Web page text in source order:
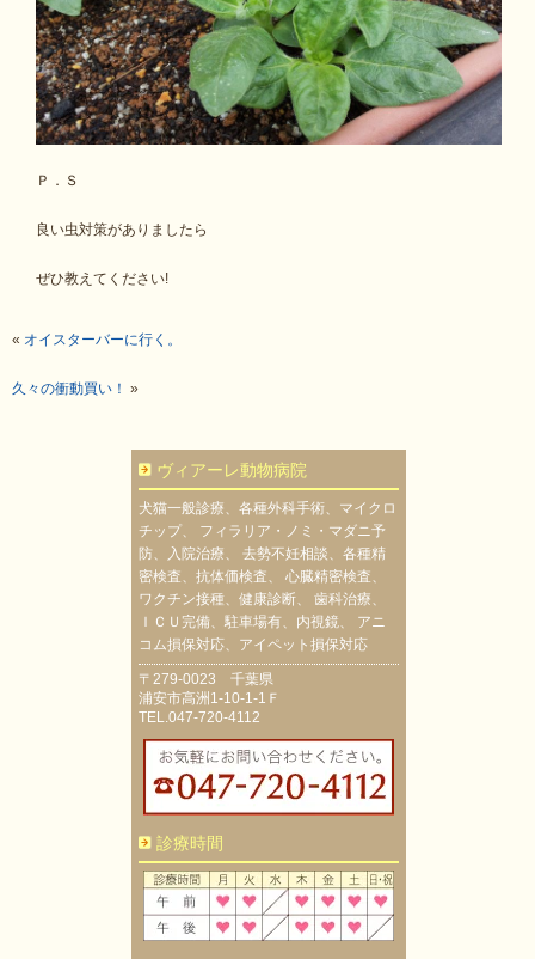
Ｐ．Ｓ
良い虫対策がありましたら
ぜひ教えてください!
« オイスターバーに行く。
久々の衝動買い！ »
ヴィアーレ動物病院
犬猫一般診療、各種外科手術、マイクロ
チップ、 フィラリア・ノミ・マダニ予
防、入院治療、 去勢不妊相談、各種精
密検査、抗体価検査、 心臓精密検査、
ワクチン接種、健康診断、 歯科治療、
ＩＣＵ完備、駐車場有、内視鏡、 アニ
コム損保対応、アイペット損保対応
〒279-0023 千葉県
浦安市高洲1-10-1-1Ｆ
TEL.047-720-4112
診療時間